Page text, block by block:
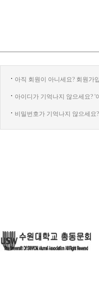
아직 회원이 아니세요? 회원가
아이디가 기억나지 않으세요? '
비밀번호가 기억나지 않으세요